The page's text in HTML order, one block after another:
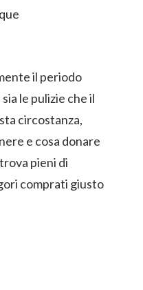
il periodo
le pulizie che il
circostanza,
e cosa donare
pieni di
comprati giusto